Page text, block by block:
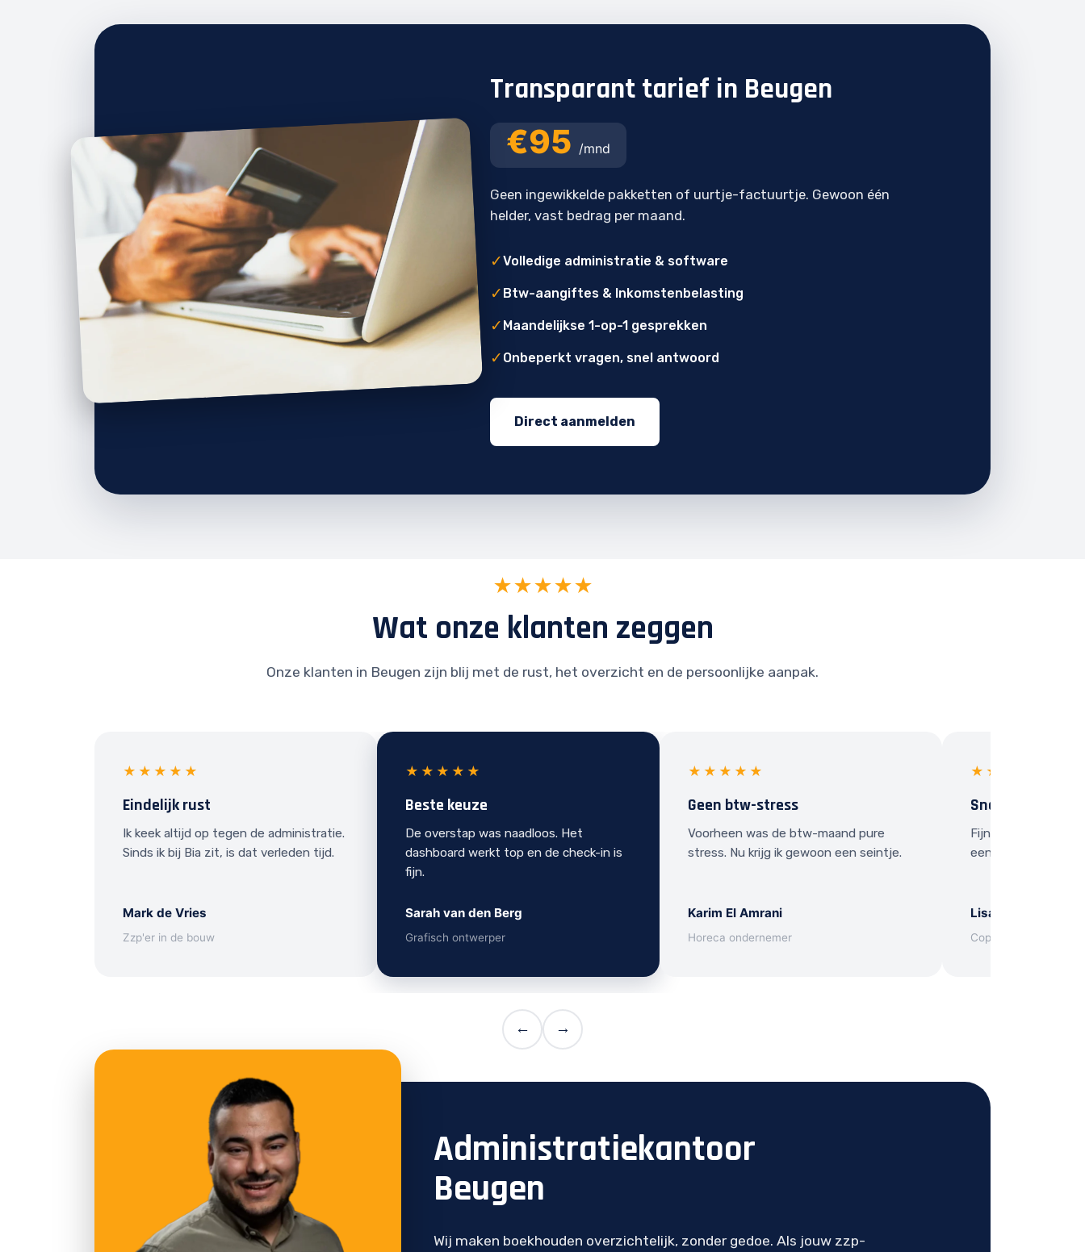
Transparant tarief in Beugen
€95 /mnd
Geen ingewikkelde pakketten of uurtje-factuurtje. Gewoon één
helder, vast bedrag per maand.
✓Volledige administratie & software
✓ Btw-aangiftes & Inkomstenbelasting
✓ Maandelijkse 1-op-1 gesprekken
✓ Onbeperkt vragen, snel antwoord
Direct aanmelden
★★★★★
Wat onze klanten zeggen
Onze klanten in Beugen zijn blij met de rust, het overzicht en de persoonlijke aanpak.
★★★★★
Eindelijk rust
Ik keek altijd op tegen de administratie.
Sinds ik bij Bia zit, is dat verleden tijd.
Mark de Vries
Zzp'er in de bouw
★★★★★
Beste keuze
De overstap was naadloos. Het
dashboard werkt top en de check-in is
fijn.
Sarah van den Berg
Grafisch ontwerper
★★★★★
Geen btw-stress
Voorheen was de btw-maand pure
stress. Nu krijg ik gewoon een seintje.
Karim El Amrani
Horeca ondernemer
★★★★★
Snel contact
Fijn dat ik gewoon
een vraag heb.
Lisa Janssen
Copywriter
← →
Administratiekantoor
Beugen
Wij maken boekhouden overzichtelijk, zonder gedoe. Als jouw zzp-